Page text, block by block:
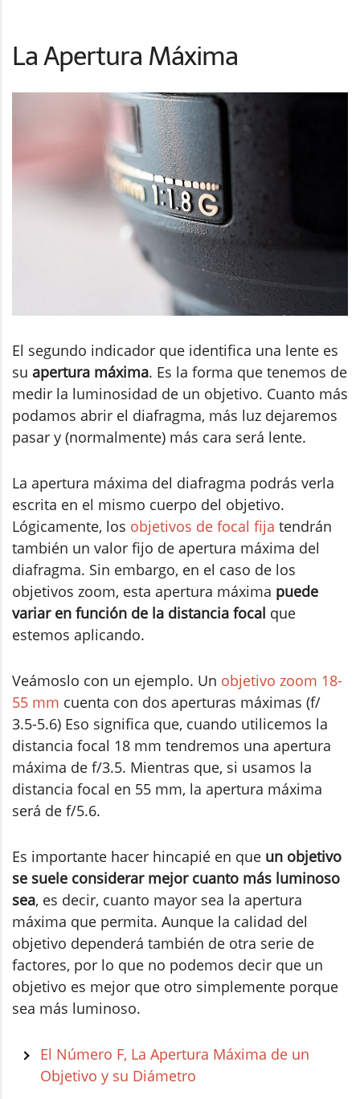
La Apertura Máxima
El segundo indicador que identifica una lente es
su apertura máxima. Es la forma que tenemos de
medir la luminosidad de un objetivo. Cuanto más
podamos abrir el diafragma, más luz dejaremos
pasar y (normalmente) más cara será lente.
La apertura máxima del diafragma podrás verla
escrita en el mismo cuerpo del objetivo.
Lógicamente, los objetivos de focal fija tendrán
también un valor fijo de apertura máxima del
diafragma. Sin embargo, en el caso de los
objetivos zoom, esta apertura máxima puede
variar en función de la distancia focal que
estemos aplicando.
Veámoslo con un ejemplo. Un objetivo zoom 18-
55 mm cuenta con dos aperturas máximas (f/
3.5-5.6) Eso significa que, cuando utilicemos la
distancia focal 18 mm tendremos una apertura
máxima de f/3.5. Mientras que, si usamos la
distancia focal en 55 mm, la apertura máxima
será de f/5.6.
Es importante hacer hincapié en que un objetivo
se suele considerar mejor cuanto más luminoso
sea, es decir, cuanto mayor sea la apertura
máxima que permita. Aunque la calidad del
objetivo dependerá también de otra serie de
factores, por lo que no podemos decir que un
objetivo es mejor que otro simplemente porque
sea más luminoso.
El Número F, La Apertura Máxima de un
Objetivo y su Diámetro